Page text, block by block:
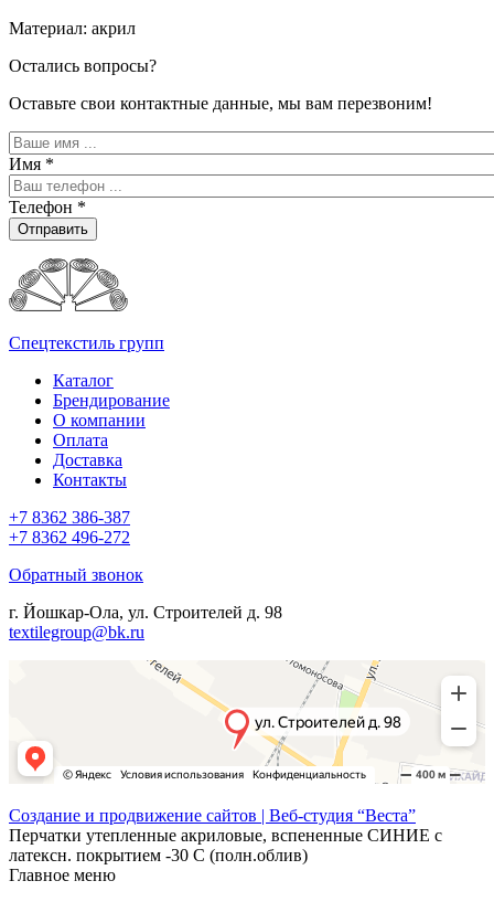
Материал: акрил
Остались вопросы?
Оставьте свои контактные данные, мы вам перезвоним!
Имя *
Телефон *
Отправить
Спецтекстиль групп
Каталог
Брендирование
О компании
Оплата
Доставка
Контакты
+7 8362 386-387
+7 8362 496-272
Обратный звонок
г. Йошкар-Ола, ул. Строителей д. 98
textilegroup@bk.ru
Создание и продвижение сайтов | Веб-студия “Веста”
Перчатки утепленные акриловые, вспененные СИНИЕ с
латексн. покрытием -30 С (полн.облив)
Главное меню